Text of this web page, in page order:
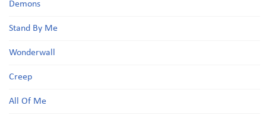
Demons
Stand By Me
Wonderwall
Creep
All Of Me